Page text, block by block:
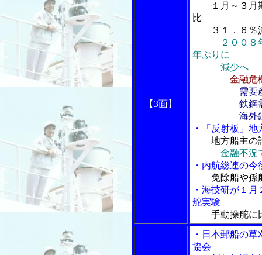
【3面】
１月～３
比
３１．６％減
２００
年ぶりに
減少へ
金融危
需要
鉄鋼需給動
海外鉄鋼
・「反射板」地
地方船主の
金融不況
・内航総連の
免除船や孫
・海技研が１
舵実験
手動操舵に
・日本郵船の
協会